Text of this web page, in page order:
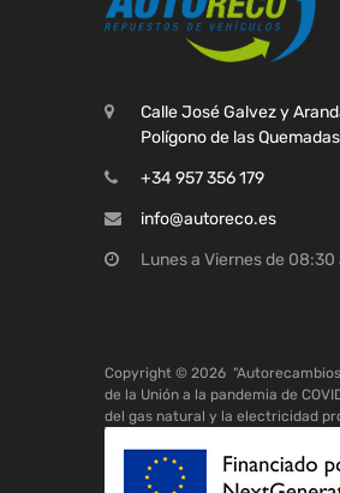
Calle José Galvez y
Polígono de las
+34 957 356 179
info@autoreco.es
Lunes a Viernes de
Copyright © 2026
de la Unión a la pandemia de
del gas natural y la electricidad